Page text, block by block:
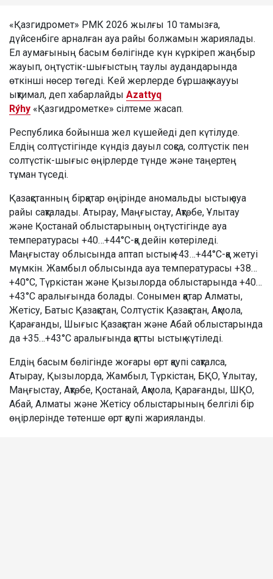
«Қазгидромет» РМК 2026 жылғы 10 тамызға,
дүйсенбіге арналған ауа райы болжамын жариялады.
Ел аумағының басым бөлігінде күн күркіреп жаңбыр
жауып, оңтүстік-шығыстың таулы аудандарында
өткінші нөсер төгеді. Кей жерлерде бұршақ жаууы
ықтимал, деп хабарлайды Azattyq
Rýhy «Қазгидрометке» сілтеме жасап.
Республика бойынша жел күшейеді деп күтілуде.
Елдің солтүстігінде күндіз дауыл соқса, солтүстік пен
солтүстік-шығыс өңірлерде түнде және таңертең
тұман түседі.
Қазақстанның бірқатар өңірінде аномальды ыстық ауа
райы сақталады. Атырау, Маңғыстау, Ақтөбе, Ұлытау
және Қостанай облыстарының оңтүстігінде ауа
температурасы +40…+44°C-қа дейін көтеріледі.
Маңғыстау облысында аптап ыстық +43…+44°C-қа жетуі
мүмкін. Жамбыл облысында ауа температурасы +38…
+40°C, Түркістан және Қызылорда облыстарында +40…
+43°C аралығында болады. Сонымен қатар Алматы,
Жетісу, Батыс Қазақстан, Солтүстік Қазақстан, Ақмола,
Қарағанды, Шығыс Қазақстан және Абай облыстарында
да +35…+43°C аралығында қатты ыстық күтіледі.
Елдің басым бөлігінде жоғары өрт қаупі сақталса,
Атырау, Қызылорда, Жамбыл, Түркістан, БҚО, Ұлытау,
Маңғыстау, Ақтөбе, Қостанай, Ақмола, Қарағанды, ШҚО,
Абай, Алматы және Жетісу облыстарының белгілі бір
өңірлерінде төтенше өрт қаупі жарияланды.